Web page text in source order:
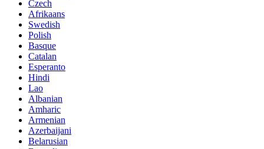
Czech
Afrikaans
Swedish
Polish
Basque
Catalan
Esperanto
Hindi
Lao
Albanian
Amharic
Armenian
Azerbaijani
Belarusian